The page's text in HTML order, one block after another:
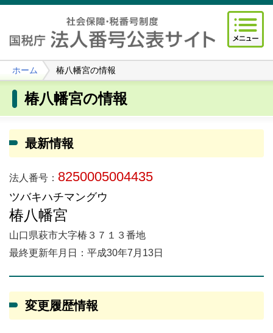
ホーム 椿八幡宮の情報
椿八幡宮の情報
最新情報
法人番号： 8250005004435
ツバキハチマングウ
椿八幡宮
山口県萩市大字椿３７１３番地
最終更新年月日：平成30年7月13日
変更履歴情報